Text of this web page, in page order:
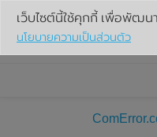
เว็บไซต์นี้ใช้คุกกี้ เพื่อพัฒน
นโยบายความเป็นส่วนตัว